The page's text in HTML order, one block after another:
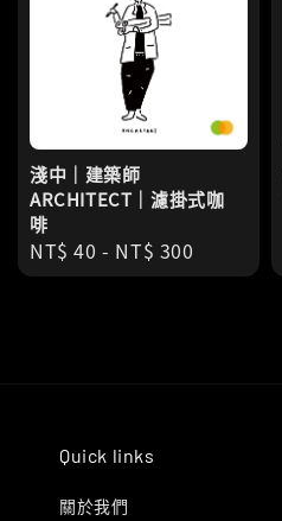
淺中｜建築師
ARCHITECT｜濾掛式咖
啡
Regular
price
NT$ 40 - NT$ 300
Quick links
關於我們